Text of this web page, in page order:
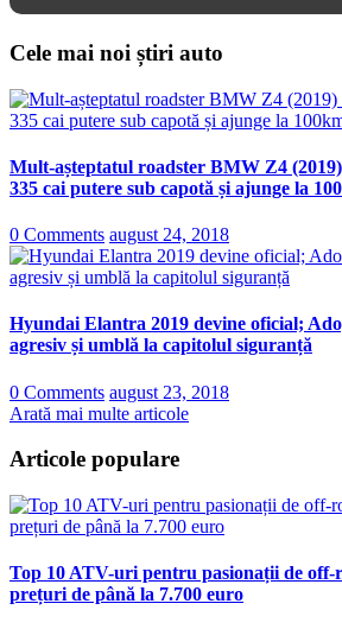
Cele mai noi știri auto
Mult-așteptatul roadster BMW Z4
335 cai putere sub capotă și ajunge la
0 Comments august 24, 2018
Hyundai Elantra 2019 devine oficial;
agresiv și umblă la capitolul siguranță
0 Comments august 23, 2018
Arată mai multe articole
Articole populare
Top 10 ATV-uri pentru pasionații de off-
prețuri de până la 7.700 euro